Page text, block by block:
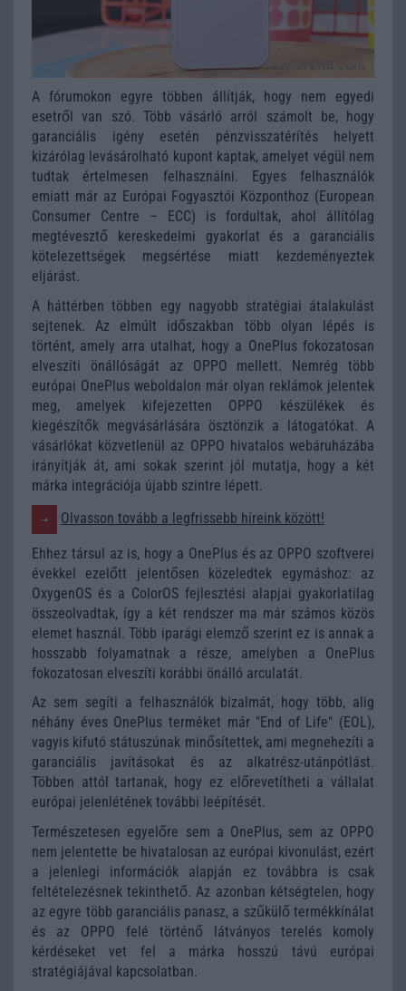
A fórumokon egyre többen állítják, hogy nem egyedi
esetről van szó. Több vásárló arról számolt be, hogy
garanciális igény esetén pénzvisszatérítés helyett
kizárólag levásárolható kupont kaptak, amelyet végül nem
tudtak értelmesen felhasználni. Egyes felhasználók
emiatt már az Európai Fogyasztói Központhoz (European
Consumer Centre – ECC) is fordultak, ahol állítólag
megtévesztő kereskedelmi gyakorlat és a garanciális
kötelezettségek megsértése miatt kezdeményeztek
eljárást.
A háttérben többen egy nagyobb stratégiai átalakulást
sejtenek. Az elmúlt időszakban több olyan lépés is
történt, amely arra utalhat, hogy a OnePlus fokozatosan
elveszíti önállóságát az OPPO mellett. Nemrég több
európai OnePlus weboldalon már olyan reklámok jelentek
meg, amelyek kifejezetten OPPO készülékek és
kiegészítők megvásárlására ösztönzik a látogatókat. A
vásárlókat közvetlenül az OPPO hivatalos webáruházába
irányítják át, ami sokak szerint jól mutatja, hogy a két
márka integrációja újabb szintre lépett.
Olvasson tovább a legfrissebb híreink között!
Ehhez társul az is, hogy a OnePlus és az OPPO szoftverei
évekkel ezelőtt jelentősen közeledtek egymáshoz: az
OxygenOS és a ColorOS fejlesztési alapjai gyakorlatilag
összeolvadtak, így a két rendszer ma már számos közös
elemet használ. Több iparági elemző szerint ez is annak a
hosszabb folyamatnak a része, amelyben a OnePlus
fokozatosan elveszíti korábbi önálló arculatát.
Az sem segíti a felhasználók bizalmát, hogy több, alig
néhány éves OnePlus terméket már "End of Life" (EOL),
vagyis kifutó státuszúnak minősítettek, ami megnehezíti a
garanciális javításokat és az alkatrész-utánpótlást.
Többen attól tartanak, hogy ez előrevetítheti a vállalat
európai jelenlétének további leépítését.
Természetesen egyelőre sem a OnePlus, sem az OPPO
nem jelentette be hivatalosan az európai kivonulást, ezért
a jelenlegi információk alapján ez továbbra is csak
feltételezésnek tekinthető. Az azonban kétségtelen, hogy
az egyre több garanciális panasz, a szűkülő termékkínálat
és az OPPO felé történő látványos terelés komoly
kérdéseket vet fel a márka hosszú távú európai
stratégiájával kapcsolatban.